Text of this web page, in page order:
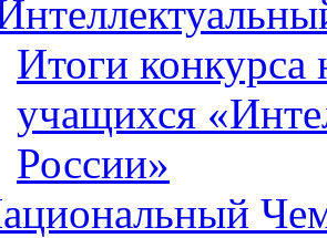
Итоги
учащихся
России»